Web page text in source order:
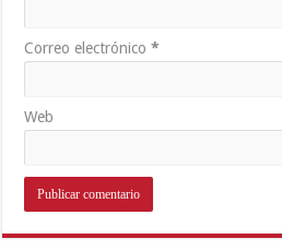
Correo electrónico*
Web